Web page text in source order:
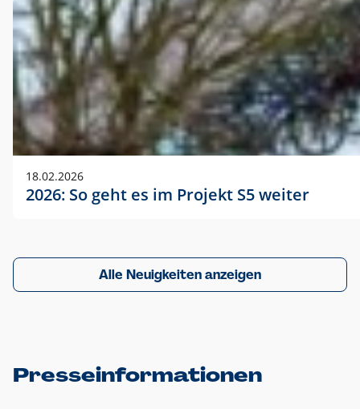
18.02.2026
2026: So geht es im Projekt S5 weiter
Alle Neuigkeiten anzeigen
Presseinformationen